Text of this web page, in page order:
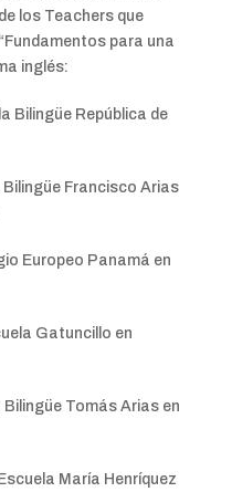
los Teachers que
para una
inglés:
Bilingüe República de
Francisco Arias
Europeo Panamá en
Gatuncillo en
Tomás Arias en
María Henríquez